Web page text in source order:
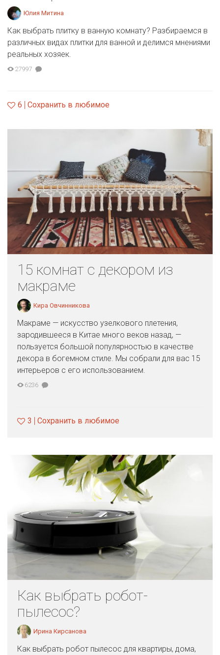
Юлия Митина
Как выбрать плитку в ванную комнату? Разбираемся в
различных видах плитки для ванной и делимся мнениями
реальных хозяек.
27997
6 Сохранить в любимое
15 комнат с декором из
макраме
Кира Овчинникова
Макраме — искусство узелкового плетения,
зародившееся в Китае много веков назад, —
пользуется большой популярностью в качестве
декора в богемном стиле. Мы собрали для вас 15
интерьеров с его использованием.
6236
3 Сохранить в любимое
Как выбрать робот-
пылесос?
Ирина Кирсанова
Как выбрать робот пылесос для квартиры, дома,